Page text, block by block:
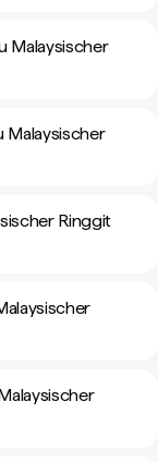
Malaysischer
Malaysischer
Ringgit